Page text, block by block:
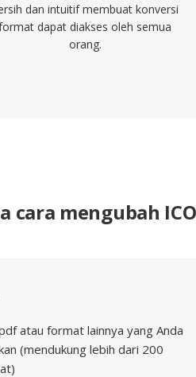
dan intuitif membuat konversi
dapat diakses oleh semua
orang.
cara mengubah
atau format lainnya yang Anda
(mendukung lebih dari 200